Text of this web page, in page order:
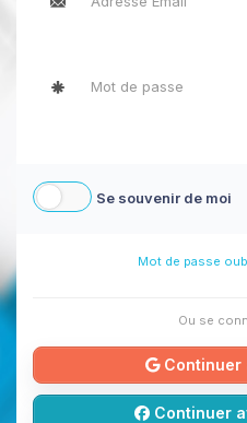
Se souvenir de moi
Mot de passe
Ou se
Continuer
Continuer